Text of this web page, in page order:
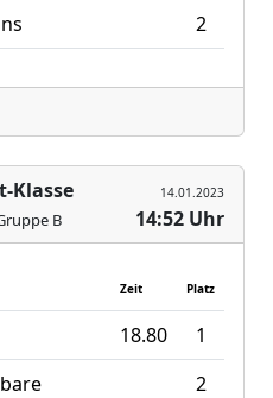
2
Klasse
B
14.01.2023
14:52 Uhr
Zeit Platz
18.80
1
2